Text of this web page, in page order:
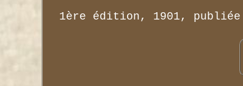
1ère édition, 1901, publiée